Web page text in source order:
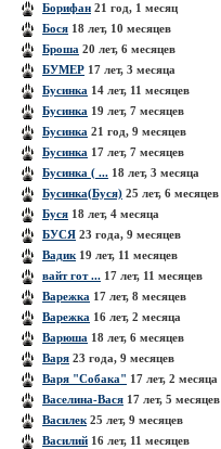
Борифан 21 год, 1 месяц
Бося 18 лет, 10 месяцев
Броша 20 лет, 6 месяцев
БУМЕР 17 лет, 3 месяца
Бусинка 14 лет, 11 месяцев
Бусинка 19 лет, 7 месяцев
Бусинка 21 год, 9 месяцев
Бусинка 17 лет, 7 месяцев
Бусинка ( ... 18 лет, 3 месяца
Бусинка(Буся) 25 лет, 6 месяцев
Буся 18 лет, 4 месяца
БУСЯ 23 года, 9 месяцев
Вадик 19 лет, 11 месяцев
вайт гот ... 17 лет, 11 месяцев
Варежка 17 лет, 8 месяцев
Варежка 16 лет, 2 месяца
Варюша 18 лет, 6 месяцев
Варя 23 года, 9 месяцев
Варя "Собака" 17 лет, 2 месяца
Васелина-Вася 17 лет, 5 месяцев
Василек 25 лет, 9 месяцев
Василий 16 лет, 11 месяцев